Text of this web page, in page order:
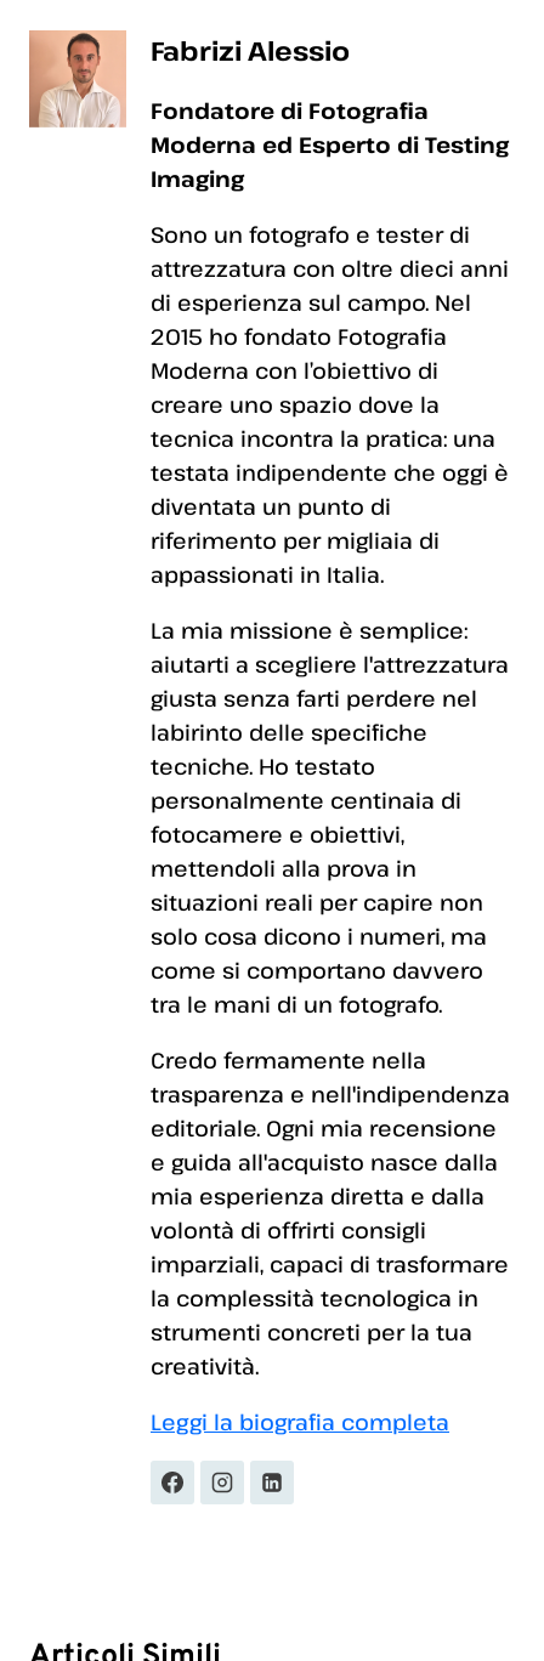
Fabrizi Alessio
Fondatore di Fotografia
Moderna ed Esperto di Testing
Imaging
Sono un fotografo e tester di
attrezzatura con oltre dieci anni
di esperienza sul campo. Nel
2015 ho fondato Fotografia
Moderna con l’obiettivo di
creare uno spazio dove la
tecnica incontra la pratica: una
testata indipendente che oggi è
diventata un punto di
riferimento per migliaia di
appassionati in Italia.
La mia missione è semplice:
aiutarti a scegliere l'attrezzatura
giusta senza farti perdere nel
labirinto delle specifiche
tecniche. Ho testato
personalmente centinaia di
fotocamere e obiettivi,
mettendoli alla prova in
situazioni reali per capire non
solo cosa dicono i numeri, ma
come si comportano davvero
tra le mani di un fotografo.
Credo fermamente nella
trasparenza e nell'indipendenza
editoriale. Ogni mia recensione
e guida all'acquisto nasce dalla
mia esperienza diretta e dalla
volontà di offrirti consigli
imparziali, capaci di trasformare
la complessità tecnologica in
strumenti concreti per la tua
creatività.
Leggi la biografia completa